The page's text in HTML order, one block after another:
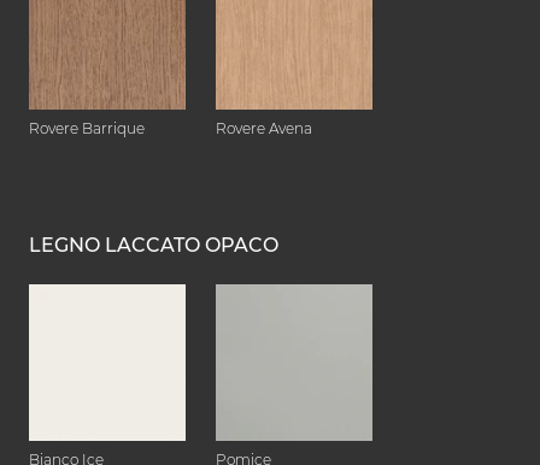
Rovere Barrique Rovere Avena
LEGNO LACCATO OPACO
Bianco Ice Pomice